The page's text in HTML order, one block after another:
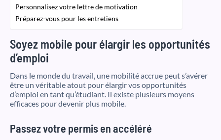
Personnalisez votre lettre de motivation
Préparez-vous pour les entretiens
Soyez mobile pour élargir les opportunités
d’emploi
Dans le monde du travail, une mobilité accrue peut s’avérer
être un véritable atout pour élargir vos opportunités
d’emploi en tant qu’étudiant. Il existe plusieurs moyens
efficaces pour devenir plus mobile.
Passez votre permis en accéléré